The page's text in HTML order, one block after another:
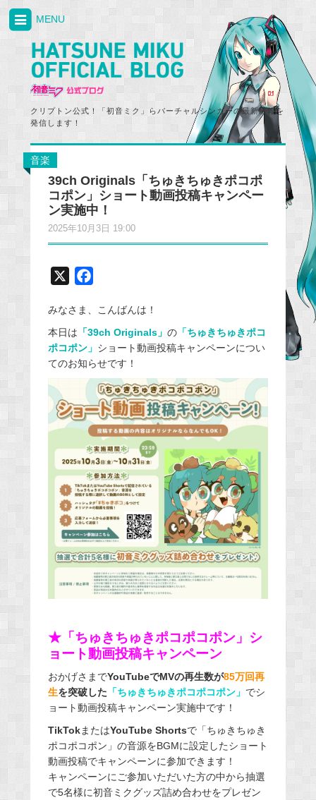
クリプトン公式！「初音ミク」らバーチャルシンガーの最新情報を
発信します！
MENU
音楽
39ch Originals「ちゅきちゅきポコポ
コポン」ショート動画投稿キャンペー
ン実施中！
2025年10月3日 19:00
c
e
b
o
o
k
みなさま、こんばんは！
本日は 「39ch Originals」 の「ちゅきちゅきポコ
ポコポン」 ショート動画投稿キャンペーンについ
てのお知らせです！
★「ちゅきちゅきポコポコポン」シ
ョート動画投稿キャンペーン
おかげさまでYouTubeでMVの再生数が85万回再
生を突破した 「ちゅきちゅきポコポコポン」 でシ
ョート動画投稿キャンペーン実施中です！
TikTokまたはYouTube Shortsで「ちゅきちゅき
ポコポコポン」の音源をBGMに設定したショート
動画投稿でキャンペーンに参加できます！
キャンペーンにご参加いただいた方の中から抽選
で5名様に初音ミクグッズ詰め合わせをプレゼン